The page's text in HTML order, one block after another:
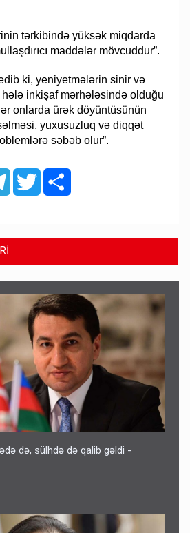
tərkibində yüksək miqdarda
maddələr mövcuddur”.
ki, yeniyetmələrin sinir və
inkişaf mərhələsində olduğu
onlarda ürək döyüntüsünün
yuxusuzluq və diqqət
səbəb olur”.
TelegramTwitter
də, sülhdə də qalib gəldi -